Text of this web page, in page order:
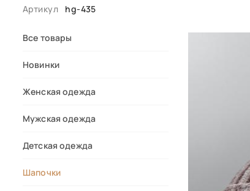
Артикул hg-435
Все товары
Новинки
Женская одежда
Мужская одежда
Детская одежда
Шапочки